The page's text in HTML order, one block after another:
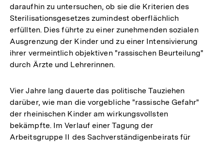
daraufhin zu untersuchen, ob sie die Kriterien des
Sterilisationsgesetzes zumindest oberflächlich
erfüllten. Dies führte zu einer zunehmenden sozialen
Ausgrenzung der Kinder und zu einer Intensivierung
ihrer vermeintlich objektiven "rassischen Beurteilung"
durch Ärzte und Lehrerinnen.
Vier Jahre lang dauerte das politische Tauziehen
darüber, wie man die vorgebliche "rassische Gefahr"
der rheinischen Kinder am wirkungsvollsten
bekämpfte. Im Verlauf einer Tagung der
Arbeitsgruppe II des Sachverständigenbeirats für